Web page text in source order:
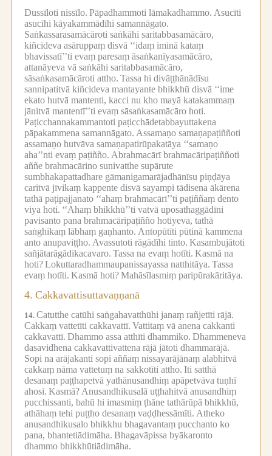
Dussīloti nissīlo. Pāpadhammoti lāmakadhammo. Asucīti
asucīhi kāyakammādīhi samannāgato.
Saṅkassarasamācāroti saṅkāhi saritabbasamācāro,
kiñcideva asāruppaṃ disvā ‘‘idaṃ iminā kataṃ
bhavissatī’’ti evaṃ paresaṃ āsaṅkanīyasamācāro,
attanāyeva vā saṅkāhi saritabbasamācāro,
sāsaṅkasamācāroti attho. Tassa hi divāṭṭhānādīsu
sannipatitvā kiñcideva mantayante bhikkhū disvā ‘‘ime
ekato hutvā mantenti, kacci nu kho mayā katakammaṃ
jānitvā mantentī’’ti evaṃ sāsaṅkasamācāro hoti.
Paṭicchannakammantoti paṭicchādetabbayuttakena
pāpakammena samannāgato. Assamaṇo samaṇapaṭiññoti
assamaṇo hutvāva samaṇapatirūpakatāya ‘‘samaṇo
aha’’nti evaṃ paṭiñño. Abrahmacārī brahmacāripaṭiññoti
aññe brahmacārino sunivatthe supārute
sumbhakapattadhare gāmanigamarājadhānīsu piṇḍāya
caritvā jīvikaṃ kappente disvā sayampi tādisena ākārena
tathā paṭipajjanato ‘‘ahaṃ brahmacārī’’ti paṭiññaṃ dento
viya hoti. ‘‘Ahaṃ bhikkhū’’ti vatvā uposathaggādīni
pavisanto pana brahmacāripaṭiñño hotiyeva, tathā
saṅghikaṃ lābhaṃ gaṇhanto. Antopūtīti pūtinā kammena
anto anupaviṭṭho. Avassutoti rāgādīhi tinto. Kasambujātoti
sañjātarāgādikacavaro. Tassa na evaṃ hotīti. Kasmā na
hoti?Lokuttaradhammaupanissayassa natthitāya. Tassa
evaṃ hotīti. Kasmā hoti?Mahāsīlasmiṃ paripūrakāritāya.
4. Cakkavattisuttavaṇṇanā
14. Catutthe catūhi saṅgahavatthūhi janaṃ rañjetīti rājā.
Cakkaṃ vattetīti cakkavattī. Vattitaṃ vā anena cakkanti
cakkavattī. Dhammo assa atthīti dhammiko. Dhammeneva
dasavidhena cakkavattivattena rājā jātoti dhammarājā.
Sopi na arājakanti sopi aññaṃ nissayarājānaṃ alabhitvā
cakkaṃ nāma vattetuṃ na sakkotīti attho. Iti satthā
desanaṃ paṭṭhapetvā yathānusandhiṃ apāpetvāva tuṇhī
ahosi. Kasmā? Anusandhikusalā uṭṭhahitvā anusandhiṃ
pucchissanti, bahū hi imasmiṃ ṭhāne tathārūpā bhikkhū,
athāhaṃ tehi puṭṭho desanaṃ vaḍḍhessāmīti. Atheko
anusandhikusalo bhikkhu bhagavantaṃ pucchanto ko
pana, bhantetiādimāha. Bhagavāpissa byākaronto
dhammo bhikkhūtiādimāha.